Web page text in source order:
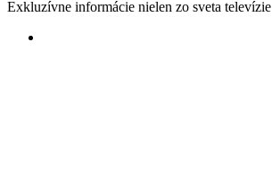
Exkluzívne informácie nielen zo sveta televízie